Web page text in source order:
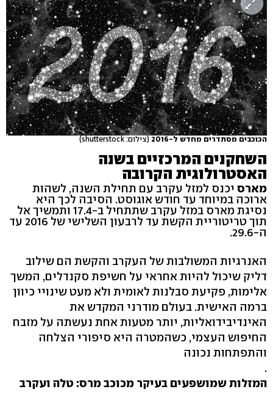
הכוכבים מסתדרים מחדש ל-2016 (צילום: shutterstock)
השחקנים המרכזיים בשנה
האסטרולוגית הקרובה
מארס יכנס למזל עקרב עם תחילת השנה, לשהות
ארוכה במיוחד עד חודש אוגוסט. הסיבה לכך היא
נסיגת מארס במזל עקרב שתתחיל ב-17.4 ותמשיך אל
תוך טריטוריית הקשת עד לרבעון השלישי של 2016 עד
ה-29.6.
האנרגיות המשולבות של העקרב והקשת הם שילוב
דליק שיכול להיות אחראי על חשיפת סקנדלים, המשך
אלימות, פקיעת סבלנות לאומית ולא מעט שינויי כיוון
ברמה האישית. בעולם מודרני המקדש את
האינדיבידואליות, יותר מטעות אחת נעשתה על מזבח
החיפוש העצמי, כשהמטרה היא סיפורי הצלחה
והתפתחות נכונה
.
המזלות שמושפעים בעיקר מכוכב מרס: טלה ועקרב